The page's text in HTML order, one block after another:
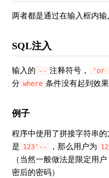
两者都是通过在输入框内输
SQL注入
输入的 -- 注释符号， 'or
分 where 条件没有起到效果
例子
程序中使用了拼接字符串
是 123'-- ，那么用户为
（当然一般做法是限定用
密后的密码）